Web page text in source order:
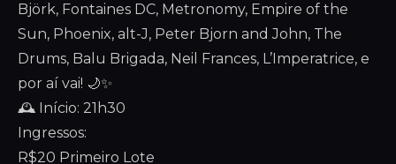
Björk, Fontaines DC, Metronomy, Empire of the
Sun, Phoenix, alt-J, Peter Bjorn and John, The
Drums, Balu Brigada, Neil Frances, L’Imperatrice, e
por aí vai! 🌙✨
🕰️ Início: 21h30
Ingressos:
R$20 Primeiro Lote